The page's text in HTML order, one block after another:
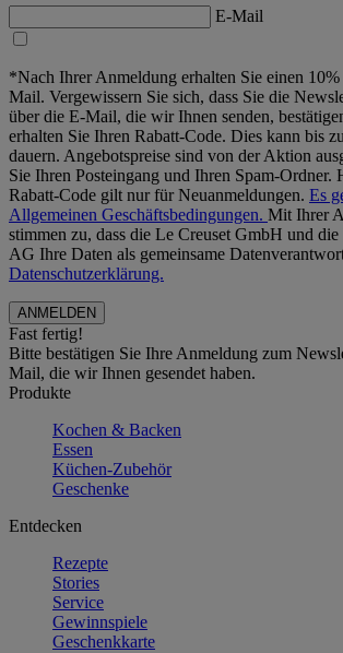
E-Mail
*Nach Ihrer Anmeldung erhalten Sie einen
Mail. Vergewissern Sie sich, dass Sie die
über die E-Mail, die wir Ihnen senden,
erhalten Sie Ihren Rabatt-Code. Dies kann bis
dauern. Angebotspreise sind von der Aktion
Sie Ihren Posteingang und Ihren Spam-Ordner.
Rabatt-Code gilt nur für Neuanmeldungen. Es
Allgemeinen Geschäftsbedingungen. Mit Ihrer
stimmen zu, dass die Le Creuset GmbH und
AG Ihre Daten als gemeinsame
Datenschutzerklärung.
Fast fertig!
Bitte bestätigen Sie Ihre Anmeldung zum
Mail, die wir Ihnen gesendet haben.
Produkte
Kochen & Backen
Essen
Küchen-Zubehör
Geschenke
Entdecken
Rezepte
Stories
Service
Gewinnspiele
Geschenkkarte